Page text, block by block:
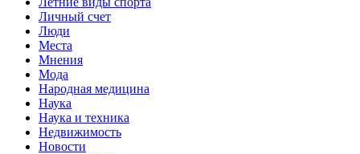
Личный счет
Люди
Места
Мнения
Мода
Народная медицина
Наука
Наука и техника
Недвижимость
Новости